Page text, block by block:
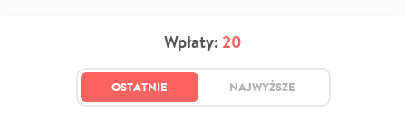
Wpłaty: 20
OSTATNIE NAJWYŻSZE